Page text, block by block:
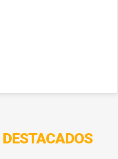
DESTACADOS